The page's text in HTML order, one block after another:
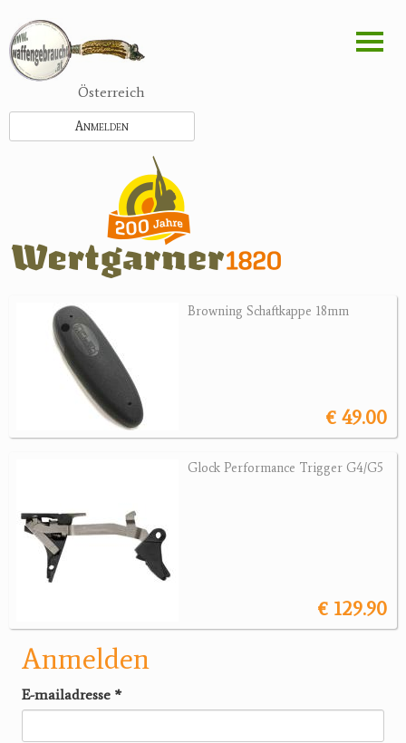
zum
Inhalt
Österreich
Anmelden
Browning Schaftkappe 18mm
€ 49.00
Glock Performance Trigger G4/G5
€ 129.90
Anmelden
E-mailadresse *